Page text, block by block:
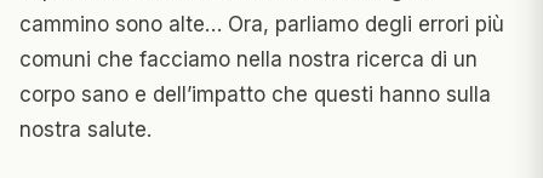
cammino sono alte… Ora, parliamo degli errori più
comuni che facciamo nella nostra ricerca di un
corpo sano e dell’impatto che questi hanno sulla
nostra salute.